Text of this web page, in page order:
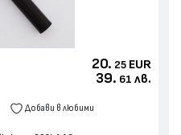
20. 25 EUR
39. 61 лв.
Добави в любими